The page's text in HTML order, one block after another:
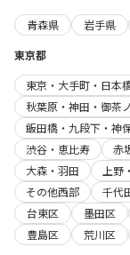
青森県
岩手県
東京都
東京・大手町・日本
秋葉原・神田・御茶
飯田橋・九段下・神
渋谷・恵比寿
赤
大森・羽田
上野
その他西部
千代
台東区
墨田区
豊島区
荒川区